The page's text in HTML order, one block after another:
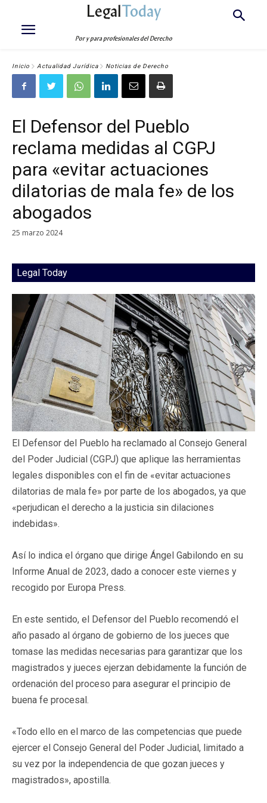
LegalToday
Por y para profesionales del Derecho
Inicio Actualidad Jurídica Noticias de Derecho
El Defensor del Pueblo
reclama medidas al CGPJ
para «evitar actuaciones
dilatorias de mala fe» de los
abogados
25 marzo 2024
Legal Today
El Defensor del Pueblo ha reclamado al Consejo General
del Poder Judicial (CGPJ) que aplique las herramientas
legales disponibles con el fin de «evitar actuaciones
dilatorias de mala fe» por parte de los abogados, ya que
«perjudican el derecho a la justicia sin dilaciones
indebidas».
Así lo indica el órgano que dirige Ángel Gabilondo en su
Informe Anual de 2023, dado a conocer este viernes y
recogido por Europa Press.
En este sentido, el Defensor del Pueblo recomendó el
año pasado al órgano de gobierno de los jueces que
tomase las medidas necesarias para garantizar que los
magistrados y jueces ejerzan debidamente la función de
ordenación del proceso para asegurar el principio de
buena fe procesal.
«Todo ello en el marco de las competencias que puede
ejercer el Consejo General del Poder Judicial, limitado a
su vez por la independencia de que gozan jueces y
magistrados», apostilla.